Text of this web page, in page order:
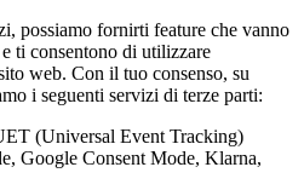
possiamo fornirti feature che vanno
ti consentono di utilizzare
web. Con il tuo consenso, su
i seguenti servizi di terze parti:
(Universal Event Tracking)
Google Consent Mode, Klarna,